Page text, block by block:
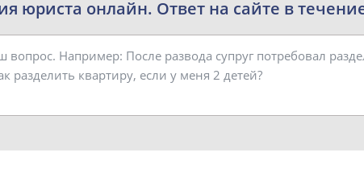
юриста онлайн. Ответ на сайте в